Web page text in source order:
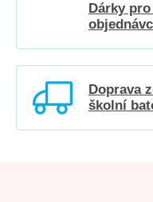
Dárky
Doprava
školní